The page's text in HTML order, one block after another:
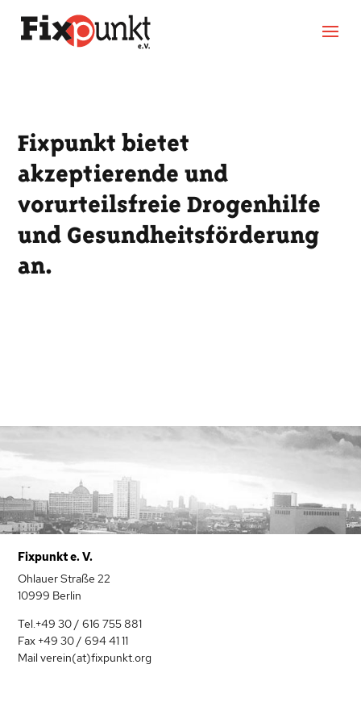
Fixpunkt bietet
akzeptierende und
vorurteilsfreie Drogenhilfe
und Gesundheitsförderung
an.
Fixpunkt e. V.
Ohlauer Straße 22
10999 Berlin
Tel.+49 30 / 616 755 881
Fax +49 30 / 694 41 11
Mail verein(at)fixpunkt.org